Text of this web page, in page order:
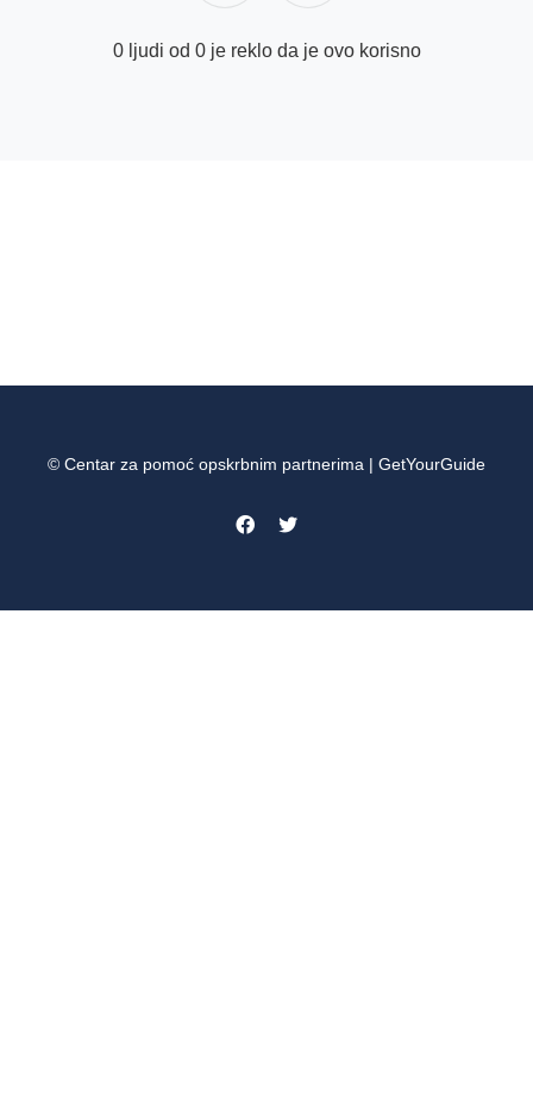
0 ljudi od 0 je reklo da je ovo korisno
© Centar za pomoć opskrbnim partnerima | GetYourGuide
Facebook
Twitter